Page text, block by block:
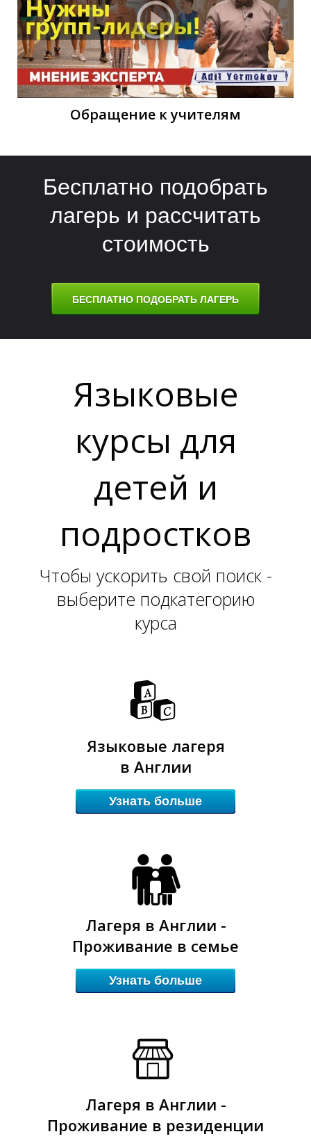
О
Н
Т
Обращение к учителям
Бесплатно подобрать
лагерь и рассчитать
стоимость
БЕСПЛАТНО ПОДОБРАТЬ ЛАГЕРЬ
Языковые
курсы для
детей и
подростков
Чтобы ускорить свой поиск -
выберите подкатегорию
курса
Языковые лагеря
в Англии
Узнать больше
Лагеря в Англии -
Проживание в семье
Узнать больше
Лагеря в Англии -
Проживание в резиденции
О
Н
Т